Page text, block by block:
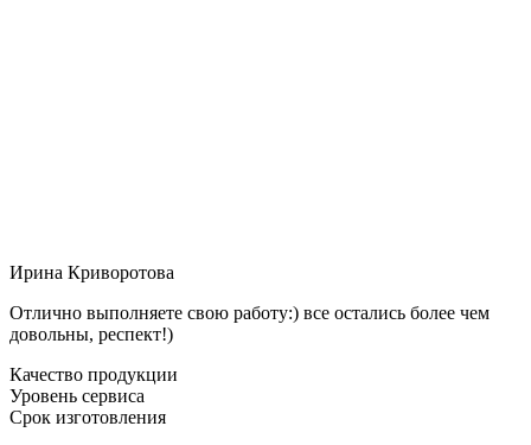
Ирина Криворотова
Отлично выполняете свою работу:) все остались более чем
довольны, респект!)
Качество продукции
Уровень сервиса
Срок изготовления